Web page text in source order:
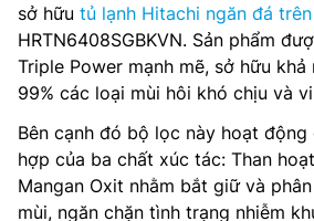
sở hữu tủ lạnh Hitachi ngăn đá trên
HRTN6408SGBKVN. Sản phẩm
Triple Power mạnh mẽ, sở hữu
99% các loại mùi hôi khó chịu và
Bên cạnh đó bộ lọc này hoạt
hợp của ba chất xúc tác: Than
Mangan Oxit nhằm bắt giữ và
mùi, ngăn chặn tình trạng nhiễm